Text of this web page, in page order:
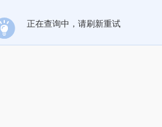
正在查询中，请刷新重试